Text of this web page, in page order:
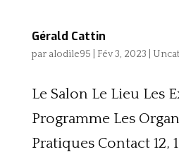
Gérald Cattin
par alodile95 Fév 3, 2023
Le Salon Le Lieu Les
Programme Les
Pratiques Contact 12,